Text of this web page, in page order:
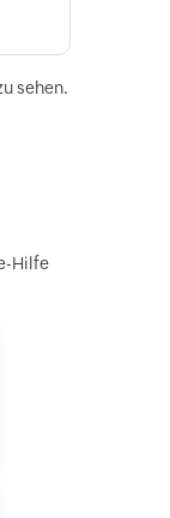
sehen.
Hilfe